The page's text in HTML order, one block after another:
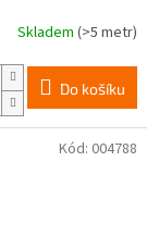
Skladem (>5 metr)
Do košíku
Kód: 004788